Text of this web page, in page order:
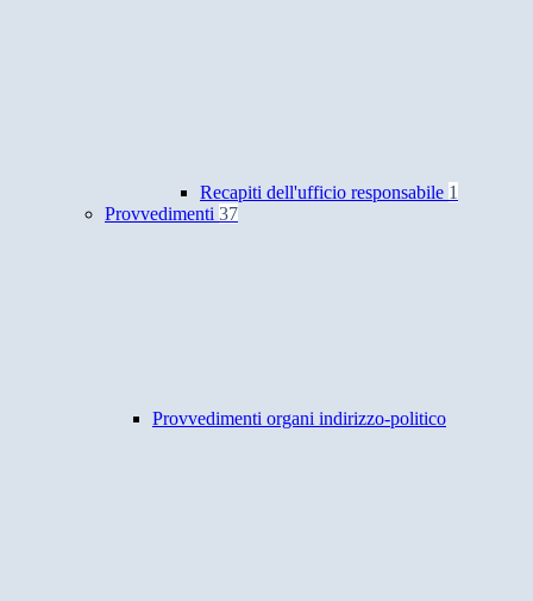
Recapiti dell'ufficio responsabile 1
Provvedimenti 37
Provvedimenti organi indirizzo-politico